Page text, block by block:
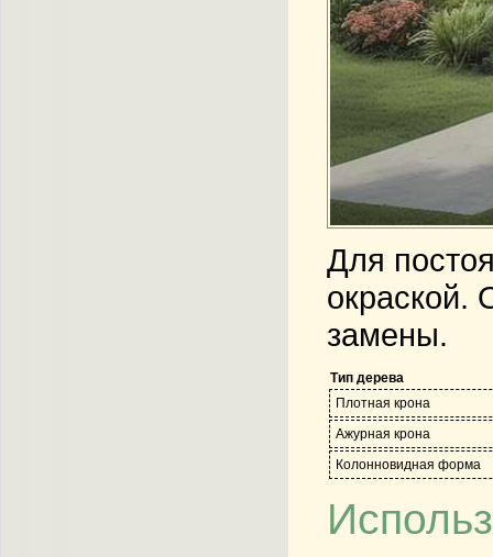
Для
окраской.
замены.
Тип дерева
Плотная крона
Ажурная крона
Колонновидная форма